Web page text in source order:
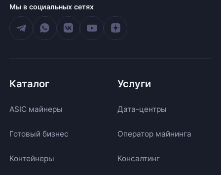
Мы в социальных сетях
Каталог
ASIC майнеры
Готовый бизнес
Контейнеры
Услуги
Дата-центры
Оператор майнинга
Консалтинг